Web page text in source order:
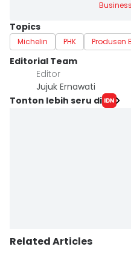
Business
Topics
Michelin PHK Produsen
Editorial Team
Editor
Jujuk Ernawati
Tonton lebih seru di
Related Articles